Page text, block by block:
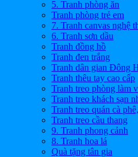
5. Tranh phòng ăn
Tranh phòng trẻ em
7. Tranh canvas nghệ
6. Tranh sơn dầu
Tranh đồng hồ
Tranh đen trắng
Tranh dân gian Đông
Tranh thêu tay cao cấp
Tranh treo phòng làm
Tranh treo khách sạn
Tranh treo quán cà
Tranh treo cầu thang
9. Tranh phong cảnh
8. Tranh hoa lá
Quà tặng tân gia